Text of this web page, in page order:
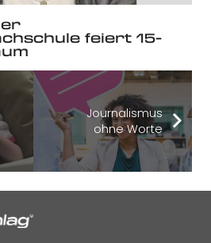
feiert 15-
Journalismus
ohne Worte